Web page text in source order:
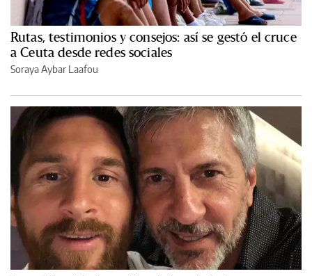
Rutas, testimonios y consejos: así se gestó el cruce
a Ceuta desde redes sociales
Soraya Aybar Laafou